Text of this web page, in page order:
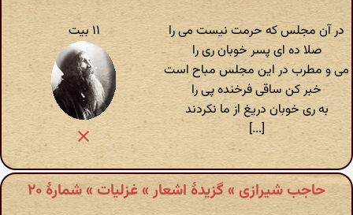
در آن مجلس که حرمت نیست می را
صلا ده ای پسر خوبان ری را
می و مطرب در این مجلس مباح است
خبر کن ساقی فرخنده پی را
به ری خوبان دریغ از ما نکردند
[...]
۱۱ بیت
حاجب شیرازی » گزیدهٔ اشعار » غزلیات » شمارهٔ ۲۰